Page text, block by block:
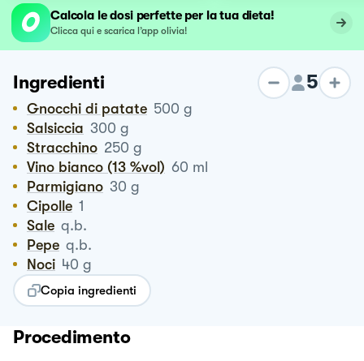
Calcola le dosi perfette per la tua dieta!
Clicca qui e scarica l’app olivia!
Ingredienti 5
Gnocchi di patate 500 g
Salsiccia 300 g
Stracchino 250 g
Vino bianco (13 %vol) 60 ml
Parmigiano 30 g
Cipolle 1
Sale q.b.
Pepe q.b.
Noci 40 g
Copia ingredienti
Procedimento